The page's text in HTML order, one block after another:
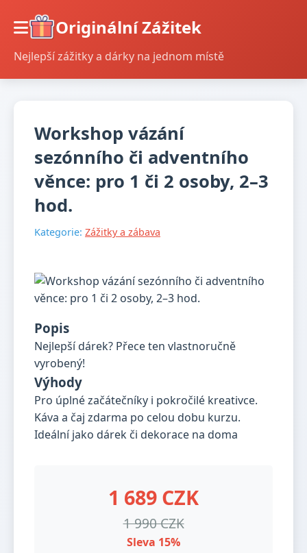
Originální Zážitek
Nejlepší zážitky a dárky na jednom místě
Workshop vázání
sezónního či adventního
věnce: pro 1 či 2 osoby, 2–3
hod.
Kategorie: Zážitky a zábava
Popis
Nejlepší dárek? Přece ten vlastnoručně
vyrobený!
Výhody
Pro úplné začátečníky i pokročilé kreativce.
Káva a čaj zdarma po celou dobu kurzu.
Ideální jako dárek či dekorace na doma
1 689 CZK
1 990 CZK
Sleva 15%